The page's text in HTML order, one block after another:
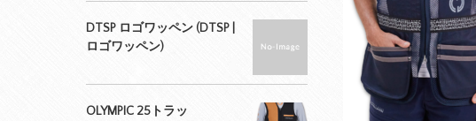
DTSP ロゴワッペン (DTSP |
ロゴワッペン)
OLYMPIC 25トラッ